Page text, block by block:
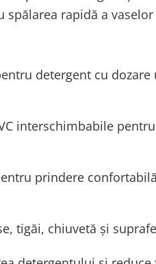
spălarea rapidă a
detergent cu dozare
interschimbabile
prindere
tigăi, chiuvetă și